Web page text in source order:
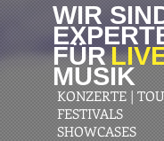
WIR
FÜR
MUSIK
KONZERTE |
FESTIVALS
SHOWCASES